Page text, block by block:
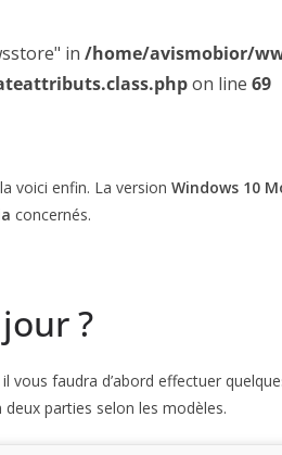
in /home/avismobior/
on line 69
voici enfin. La version Windows 10
concernés.
?
faudra d’abord effectuer
parties selon les modèles.